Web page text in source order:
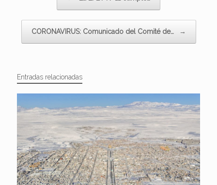
CORONAVIRUS: Comunicado del Comité de… →
Entradas relacionadas